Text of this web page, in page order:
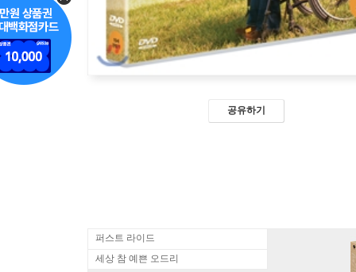
공유하기
퍼스트 라이드
세상 참 예쁜 오드리